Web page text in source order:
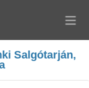
Salgótarján,